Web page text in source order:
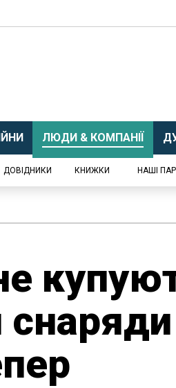
ЛЮДИ & КОМПАНІЇ
ДОВІДНИКИ КНИЖКИ НАШІ
снаряди